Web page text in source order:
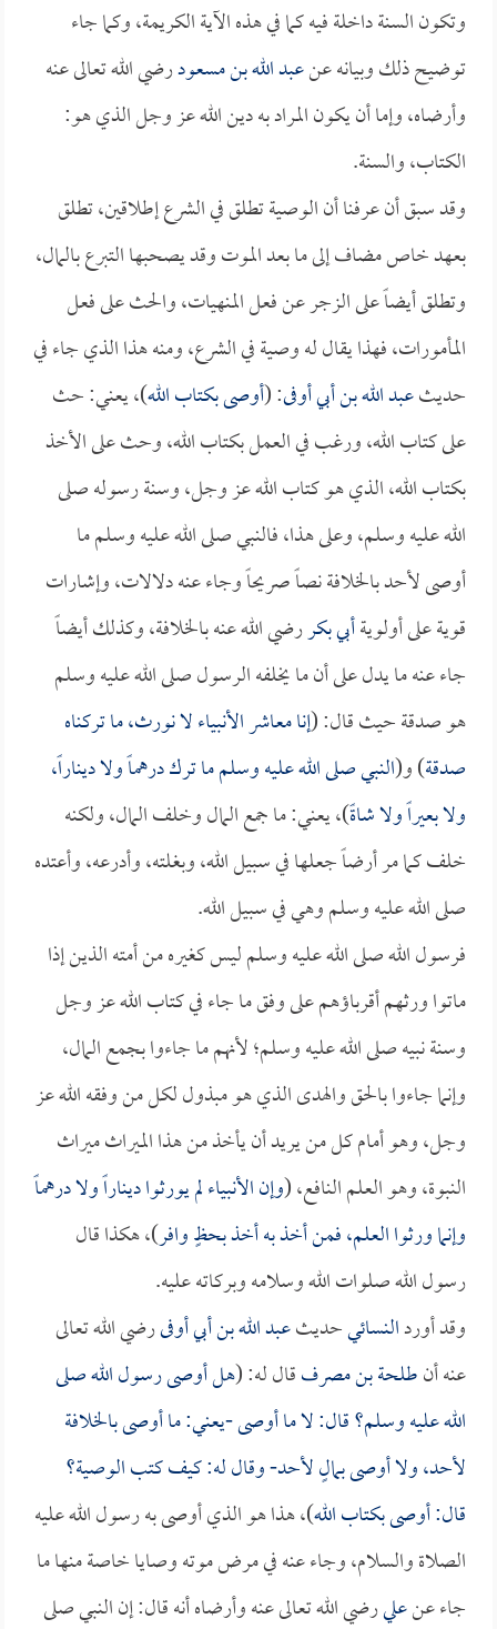
وتكون السنة داخلة فيه كما في هذه الآية الكريمة، وكما جاء
توضيح ذلك وبيانه عنعبد الله بن مسعودرضي الله تعالى عنه
وأرضاه، وإما أن يكون المراد به دين الله عز وجل الذي هو:
الكتاب، والسنة.
وقد سبق أن عرفنا أن الوصية تطلق في الشرع إطلاقين، تطلق
بعهد خاص مضاف إلى ما بعد الموت وقد يصحبها التبرع بالمال،
وتطلق أيضاً على الزجر عن فعل المنهيات، والحث على فعل
المأمورات، فهذا يقال له وصية في الشرع، ومنه هذا الذي جاء في
حديثعبد الله بن أبي أوفى: (أوصى بكتاب الله)، يعني: حث
على كتاب الله، ورغب في العمل بكتاب الله، وحث على الأخذ
بكتاب الله، الذي هو كتاب الله عز وجل، وسنة رسوله صلى
الله عليه وسلم، وعلى هذا، فالنبي صلى الله عليه وسلم ما
أوصى لأحد بالخلافة نصاً صريحاً وجاء عنه دلالات، وإشارات
قوية على أولويةأبي بكررضي الله عنه بالخلافة، وكذلك أيضاً
جاء عنه ما يدل على أن ما يخلفه الرسول صلى الله عليه وسلم
هو صدقة حيث قال: (إنا معاشر الأنبياء لا نورث، ما تركناه
صدقة) و(النبي صلى الله عليه وسلم ما ترك درهماً ولا ديناراً،
ولا بعيراً ولا شاةً)، يعني: ما جمع المال وخلف المال، ولكنه
خلف كما مر أرضاً جعلها في سبيل الله، وبغلته، وأدرعه، وأعتده
صلى الله عليه وسلم وهي في سبيل الله.
فرسول الله صلى الله عليه وسلم ليس كغيره من أمته الذين إذا
ماتوا ورثهم أقرباؤهم على وفق ما جاء في كتاب الله عز وجل
وسنة نبيه صلى الله عليه وسلم؛ لأنهم ما جاءوا بجمع المال،
وإنما جاءوا بالحق والهدى الذي هو مبذول لكل من وفقه الله عز
وجل، وهو أمام كل من يريد أن يأخذ من هذا الميراث ميراث
النبوة، وهو العلم النافع، (وإن الأنبياء لم يورثوا ديناراً ولا درهماً
وإنما ورثوا العلم، فمن أخذ به أخذ بحظٍ وافر)، هكذا قال
رسول الله صلوات الله وسلامه وبركاته عليه.
وقد أوردالنسائيحديثعبد الله بن أبي أوفىرضي الله تعالى
عنه أنطلحة بن مصرفقال له: (هل أوصى رسول الله صلى
الله عليه وسلم؟ قال: لا ما أوصى -يعني: ما أوصى بالخلافة
لأحد، ولا أوصى بمالٍ لأحد- وقال له: كيف كتب الوصية؟
قال: أوصى بكتاب الله)، هذا هو الذي أوصى به رسول الله عليه
الصلاة والسلام، وجاء عنه في مرض موته وصايا خاصة منها ما
جاء عنعليرضي الله تعالى عنه وأرضاه أنه قال: إن النبي صلى